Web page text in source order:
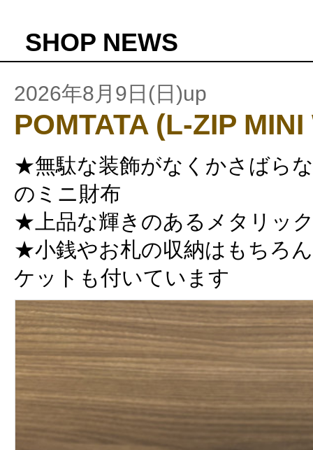
SHOP NEWS
2026年8月9日(日)up
POMTATA (L-ZIP
★無駄な装飾がなくかさばら
のミニ財布
★上品な輝きのあるメタリッ
★小銭やお札の収納はもちろ
ケットも付いています